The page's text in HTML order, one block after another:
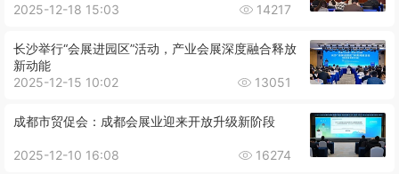
2025-12-18 15:03 14217
长沙举行“会展进园区”活动，产业会展深度融合释放
新动能
2025-12-15 10:02
13051
成都市贸促会：成都会展业迎来开放升级新阶段
2025-12-10 16:08 16274